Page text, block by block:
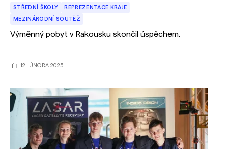
STŘEDNÍ ŠKOLY REPREZENTACE KRAJE
MEZINÁRODNÍ SOUTĚŽ
Výměnný pobyt v Rakousku skončil úspěchem.
12. ÚNORA 2025